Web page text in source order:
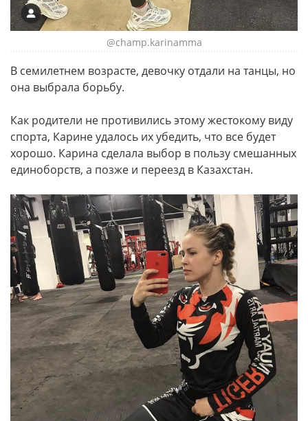
@champ.karinamma
В семилетнем возрасте, девочку отдали на танцы, но
она выбрала борьбу.
Как родители не противились этому жестокому виду
спорта, Карине удалось их убедить, что все будет
хорошо. Карина сделала выбор в пользу смешанных
единоборств, а позже и переезд в Казахстан.